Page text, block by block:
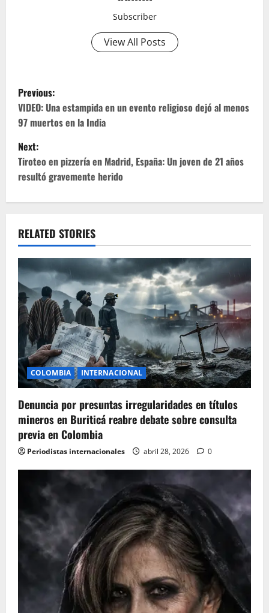
Subscriber
View All Posts
P
o
s
t
n
v
i
g
a
t
i
o
n
Previous:
VIDEO: Una estampida en un evento religioso dejó al menos
97 muertos en la India
Next:
Tiroteo en pizzería en Madrid, España: Un joven de 21 años
resultó gravemente herido
RELATED STORIES
COLOMBIA INTERNACIONAL
Denuncia por presuntas irregularidades en títulos
mineros en Buriticá reabre debate sobre consulta
previa en Colombia
Periodistas internacionales abril 28, 2026 0